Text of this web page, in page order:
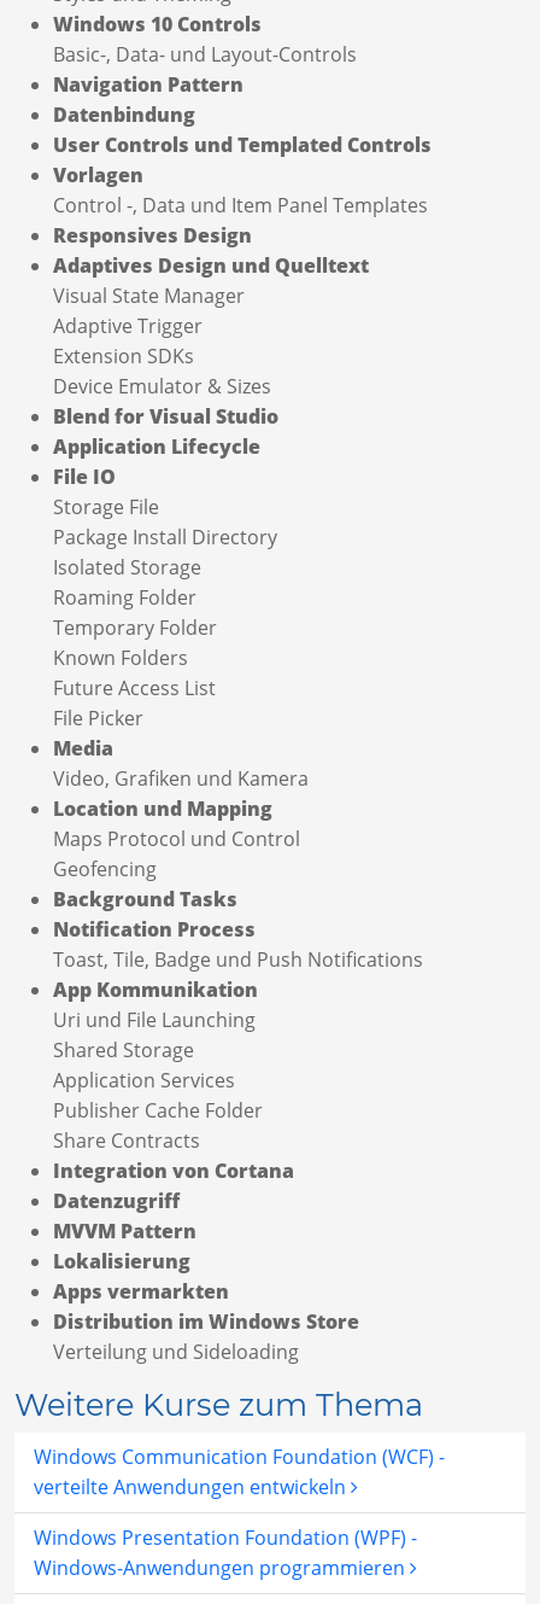
Windows 10 Controls
Basic-, Data- und Layout-Controls
Navigation Pattern
Datenbindung
User Controls und Templated Controls
Vorlagen
Control -, Data und Item Panel Templates
Responsives Design
Adaptives Design und Quelltext
Visual State Manager
Adaptive Trigger
Extension SDKs
Device Emulator & Sizes
Blend for Visual Studio
Application Lifecycle
File IO
Storage File
Package Install Directory
Isolated Storage
Roaming Folder
Temporary Folder
Known Folders
Future Access List
File Picker
Media
Video, Grafiken und Kamera
Location und Mapping
Maps Protocol und Control
Geofencing
Background Tasks
Notification Process
Toast, Tile, Badge und Push Notifications
App Kommunikation
Uri und File Launching
Shared Storage
Application Services
Publisher Cache Folder
Share Contracts
Integration von Cortana
Datenzugriff
MVVM Pattern
Lokalisierung
Apps vermarkten
Distribution im Windows Store
Verteilung und Sideloading
Weitere Kurse zum Thema
Windows Communication Foundation (WCF) -
verteilte Anwendungen entwickeln
Windows Presentation Foundation (WPF) -
Windows-Anwendungen programmieren